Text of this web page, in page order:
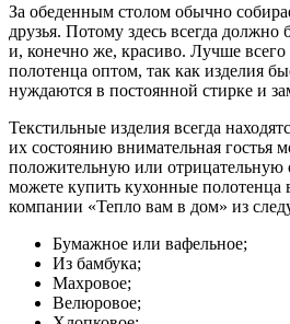
За обеденным столом обычно
друзья. Потому здесь всегда
и, конечно же, красиво. Лучше
полотенца оптом, так как изделия
нуждаются в постоянной стирке и
Текстильные изделия всегда
их состоянию внимательная гостья
положительную или отрицательную
можете купить кухонные полотенца
компании «Тепло вам в дом» из
Бумажное или вафельное;
Из бамбука;
Махровое;
Велюровое;